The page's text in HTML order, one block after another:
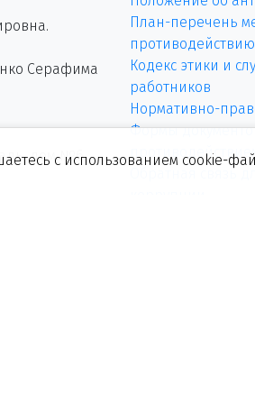
Серафима
дом №6.
План-перечень
Кодекс этики и
работников
Нормативно-
Формы
Обратная связь
с использованием cookie-